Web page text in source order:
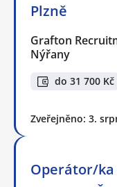
Plzně
Grafton
Nýřany
do 31 700 Kč
Zveřejněno: 3.
Operátor/